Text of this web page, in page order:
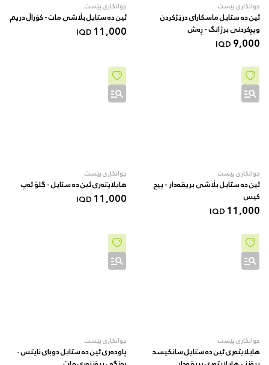
جوانکاری پێست
ئین دە ستایل ماسکارای درێژکردن
وپڕکردنی برژانگ - ڕەش
9,000
IQD
جوانکاری پێست
ئین دە ستایل بڵاشی مات - کۆراڵ دریم
11,000
IQD
جوانکاری پێست
ئین دە ستایل بڵاشی بریقەدار - پیچ
کیس
11,000
IQD
جوانکاری پێست
هایلایتەری ئین دە ستایل - گلۆ ئەپ
11,000
IQD
جوانکاری پێست
هایلایتەری ئین دە ستایل سانکیسد
جوانکاری پێست
پاودەری ئین دە ستایل دوبای نایتس -